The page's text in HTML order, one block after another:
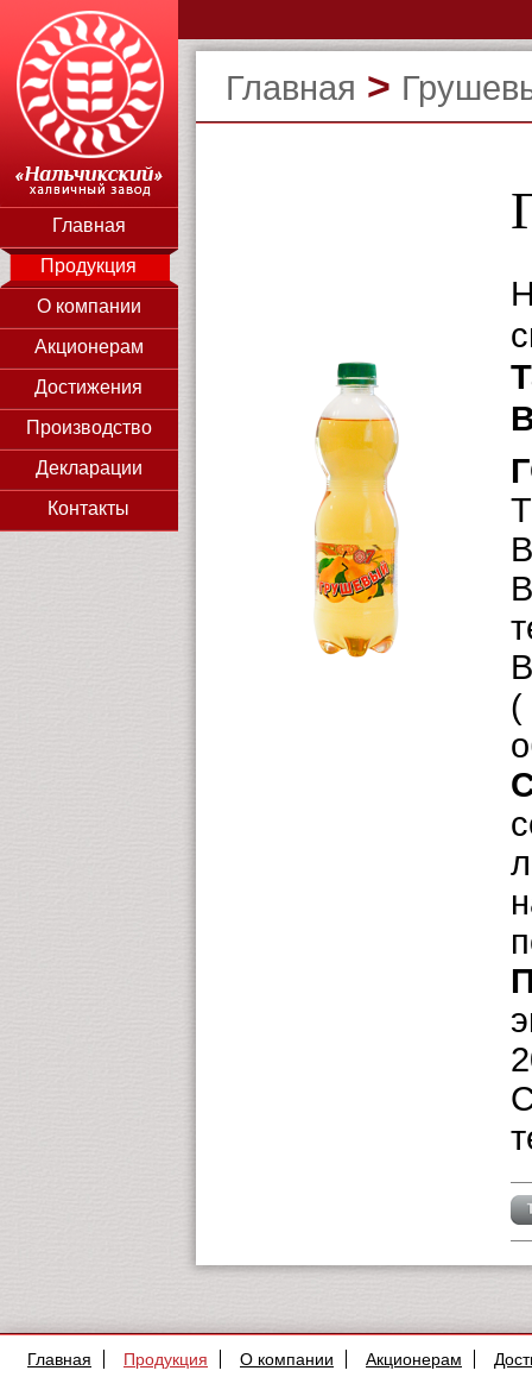
Главная
Продукция
О компании
Акционерам
Достижения
Производство
Декларации
Контакты
Главная >
(
Главная Продукция О компании Акционерам